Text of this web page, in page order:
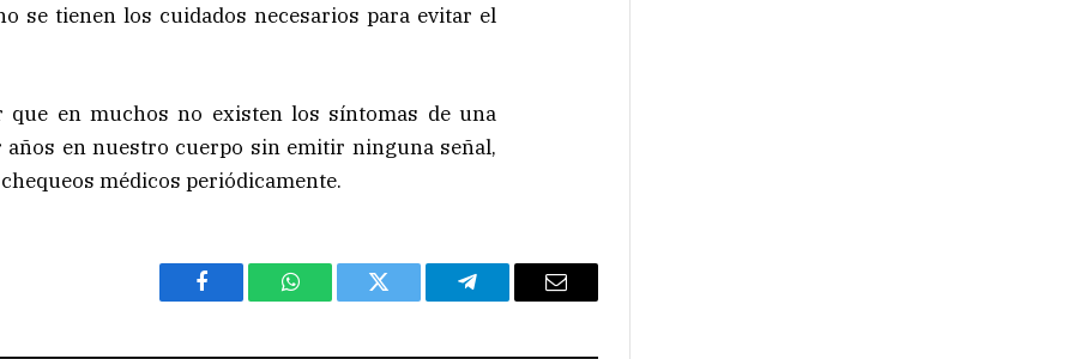
se tienen los cuidados necesarios para evitar el
que en muchos no existen los síntomas de una
en nuestro cuerpo sin emitir ninguna señal,
médicos periódicamente.
Facebook WhatsAppTwitter Telegram Email